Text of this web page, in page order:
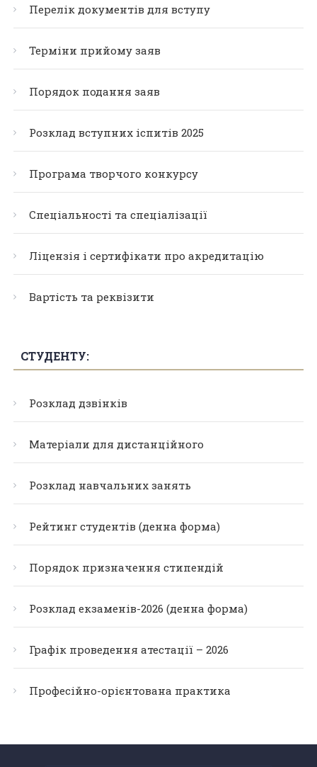
Перелік документів для вступу
Терміни прийому заяв
Порядок подання заяв
Розклад вступних іспитів 2025
Програма творчого конкурсу
Спеціальності та спеціалізації
Ліцензія і сертифікати про акредитацію
Вартість та реквізити
СТУДЕНТУ:
Розклад дзвінків
Матеріали для дистанційного
Розклад навчальних занять
Рейтинг студентів (денна форма)
Порядок призначення стипендій
Розклад екзаменів-2026 (денна форма)
Графік проведення атестації – 2026
Професійно-орієнтована практика